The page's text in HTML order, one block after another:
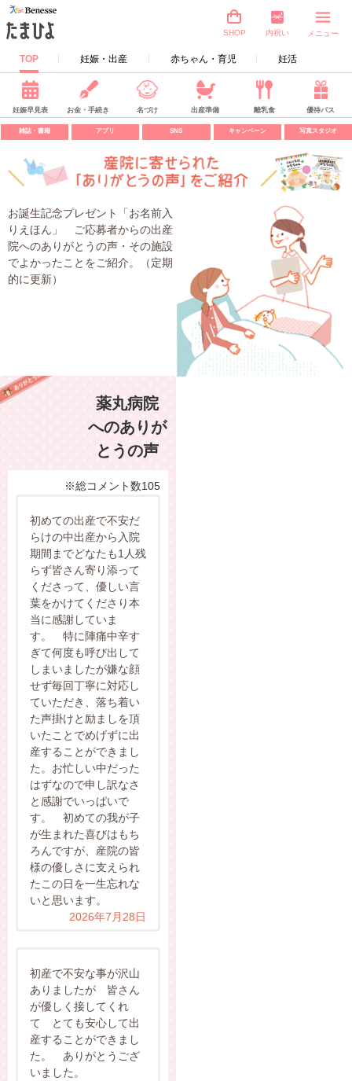
TOP 妊娠・出産 赤ちゃん・育児 妊活
SHOP 内祝い メニュー
妊娠早見表 お金・手続き 名づけ 出産準備 離乳食 優待パス
雑誌・書籍 アプリ SNS キャンペーン 写真スタジオ
お誕生記念プレゼント「お名前入
りえほん」 ご応募者からの出産
院へのありがとうの声・その施設
でよかったことをご紹介。（定期
的に更新）
薬丸病院
へのありが
とうの声
※総コメント数105
初めての出産で不安だ
らけの中出産から入院
期間までどなたも1人残
らず皆さん寄り添って
くださって、優しい言
葉をかけてくださり本
当に感謝していま
す。 特に陣痛中辛す
ぎて何度も呼び出して
しまいましたが嫌な顔
せず毎回丁寧に対応し
ていただき、落ち着い
た声掛けと励ましを頂
いたことでめげずに出
産することができまし
た。お忙しい中だった
はずなので申し訳なさ
と感謝でいっぱいで
す。 初めての我が子
が生まれた喜びはもち
ろんですが、産院の皆
様の優しさに支えられ
たこの日を一生忘れな
いと思います。
2026年7月28日
初産で不安な事が沢山
ありましたが 皆さん
が優しく接してくれ
て とても安心して出
産することができまし
た。 ありがとうござ
いました。